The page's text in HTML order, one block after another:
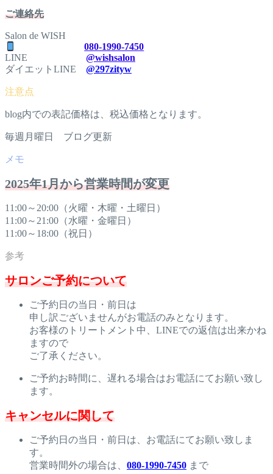
ご連絡先
Salon de WISH
080-1990-7450
LINE @wishsalon
ダイエットLINE @297zityw
blog内での表記価格は、税込価格となります。
毎週月曜日 ブログ更新
2025年1月から営業時間が変更
11:00～20:00（火曜・木曜・土曜日）
11:00～21:00（水曜・金曜日）
11:00～18:00（祝日）
サロンご予約について
ご予約日の当日・前日は
申し訳ございませんがお電話のみとなります。
お客様のトリートメント中、LINEでの返信は出来かね
ますので
ご了承ください。
ご予約お時間に、遅れる場合はお電話にてお願い致し
ます。
キャンセルに関して
ご予約日の当日・前日は、お電話にてお願い致しま
す。
営業時間外の場合は、 080-1990-7450 まで